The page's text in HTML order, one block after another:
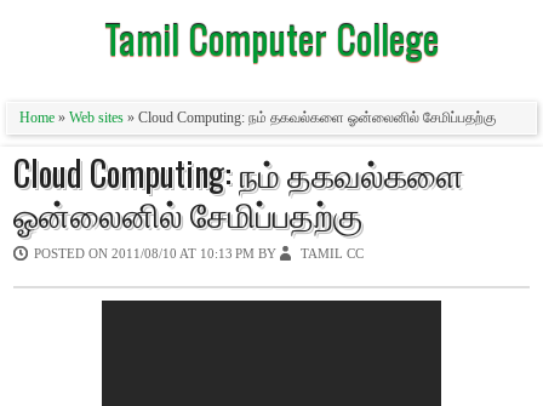
Tamil Computer College
Home » Web sites » Cloud Computing: நம் தகவல்களை ஓன்லைனில் சேமிப்பதற்கு
Cloud Computing: நம் தகவல்களை
ஓன்லைனில் சேமிப்பதற்கு
POSTED ON 2011/08/10 AT 10:13 PM BY TAMIL CC